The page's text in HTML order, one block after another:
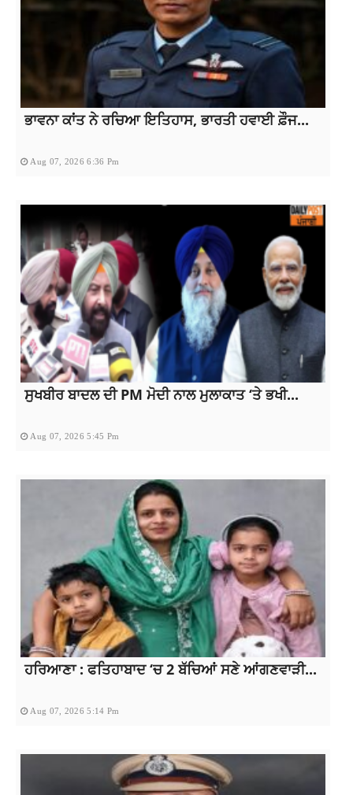
ਭਾਵਨਾ ਕਾਂਤ ਨੇ ਰਚਿਆ ਇਤਿਹਾਸ, ਭਾਰਤੀ ਹਵਾਈ ਫ਼ੌਜ...
Aug 07, 2026 6:36 Pm
ਸੁਖਬੀਰ ਬਾਦਲ ਦੀ PM ਮੋਦੀ ਨਾਲ ਮੁਲਾਕਾਤ ‘ਤੇ ਭਖੀ...
Aug 07, 2026 5:45 Pm
ਹਰਿਆਣਾ : ਫਤਿਹਾਬਾਦ ‘ਚ 2 ਬੱਚਿਆਂ ਸਣੇ ਆਂਗਣਵਾੜੀ...
Aug 07, 2026 5:14 Pm